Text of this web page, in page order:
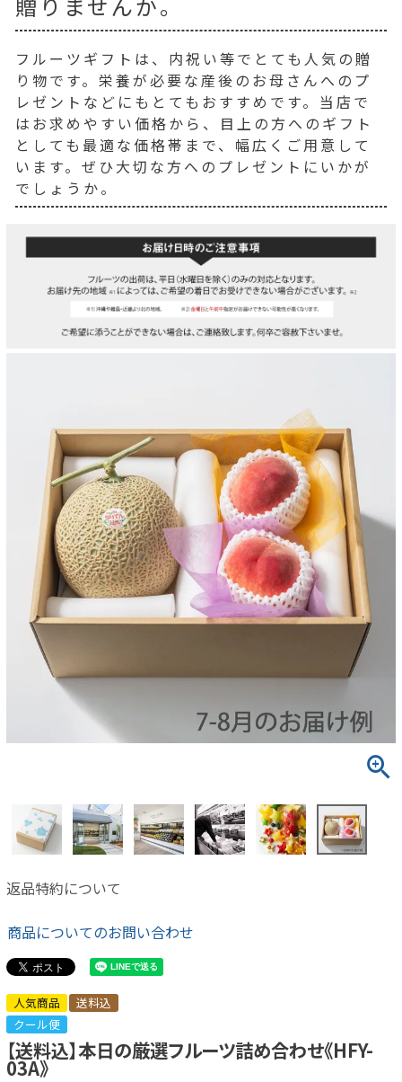
フルーツギフトは、内祝い等でとても人気の贈
り物です。栄養が必要な産後のお母さんへのプ
レゼントなどにもとてもおすすめです。当店で
はお求めやすい価格から、目上の方へのギフト
としても最適な価格帯まで、幅広くご用意して
います。ぜひ大切な方へのプレゼントにいかが
でしょうか。
返品特約について
商品についてのお問い合わせ
人気商品
送料込
クール便
【送料込】本日の厳選フルーツ詰め合わせ《HFY-
03A》